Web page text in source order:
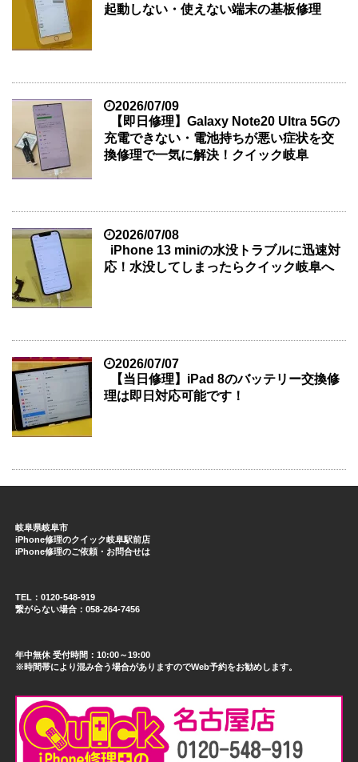
起動しない・使えない端末の基板修理
2026/07/09
【即日修理】Galaxy Note20 Ultra 5Gの
充電できない・電池持ちが悪い症状を交
換修理で一気に解決！クイック岐阜
2026/07/08
iPhone 13 miniの水没トラブルに迅速対
応！水没してしまったらクイック岐阜へ
2026/07/07
【当日修理】iPad 8のバッテリー交換修
理は即日対応可能です！
岐阜県岐阜市
iPhone修理のクイック岐阜駅前店
iPhone修理のご依頼・お問合せは
TEL：0120-548-919
繋がらない場合：058-264-7456
年中無休 受付時間：10:00～19:00
※時間帯により混み合う場合がありますのでWeb予約をお勧めします。